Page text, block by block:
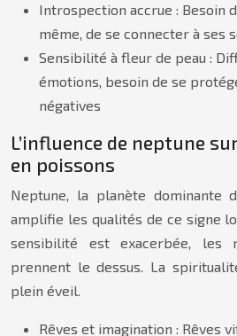
Introspection accrue : Besoin
même, de se connecter à ses
Sensibilité à fleur de peau :
émotions, besoin de se
négatives
L’influence de neptune
en poissons
Neptune, la planète dominante
amplifie les qualités de ce signe
sensibilité est exacerbée, les
prennent le dessus. La
plein éveil.
Rêves et imagination : Rêves